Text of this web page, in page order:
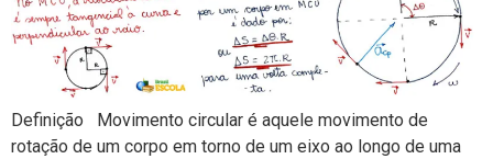
Definição Movimento circular é aquele movimento de
rotação de um corpo em torno de um eixo ao longo de uma